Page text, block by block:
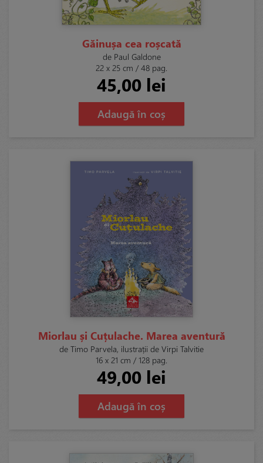
Găinușa cea roșcată
de Paul Galdone
22 x 25 cm / 48 pag.
45,00 lei
Adaugă în coș
Miorlau și Cuțulache. Marea aventură
de Timo Parvela, ilustrații de Virpi Talvitie
16 x 21 cm / 128 pag.
49,00 lei
Adaugă în coș